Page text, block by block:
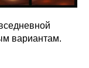
вариантам.